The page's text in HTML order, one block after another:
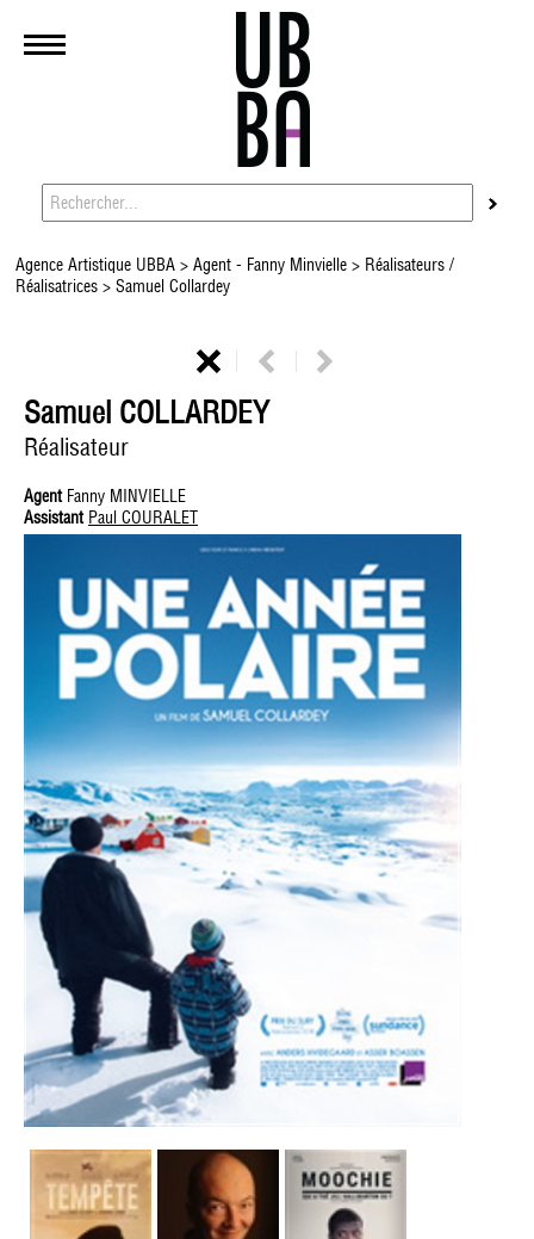
Agence Artistique UBBA>Agent - Fanny Minvielle > Réalisateurs /
Réalisatrices> Samuel Collardey
Samuel COLLARDEY
Réalisateur
Agent Fanny MINVIELLE
Assistant Paul COURALET